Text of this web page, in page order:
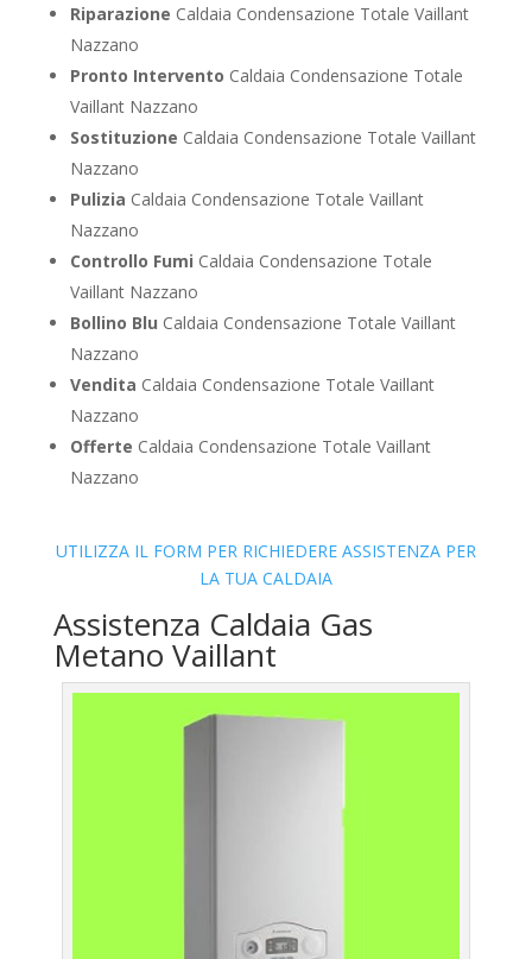
Riparazione Caldaia Condensazione Totale Vaillant
Nazzano
Pronto Intervento Caldaia Condensazione Totale
Vaillant Nazzano
Sostituzione Caldaia Condensazione Totale Vaillant
Nazzano
Pulizia Caldaia Condensazione Totale Vaillant
Nazzano
Controllo Fumi Caldaia Condensazione Totale
Vaillant Nazzano
Bollino Blu Caldaia Condensazione Totale Vaillant
Nazzano
Vendita Caldaia Condensazione Totale Vaillant
Nazzano
Offerte Caldaia Condensazione Totale Vaillant
Nazzano
UTILIZZA IL FORM PER RICHIEDERE ASSISTENZA PER
LA TUA CALDAIA
Assistenza Caldaia Gas
Metano Vaillant